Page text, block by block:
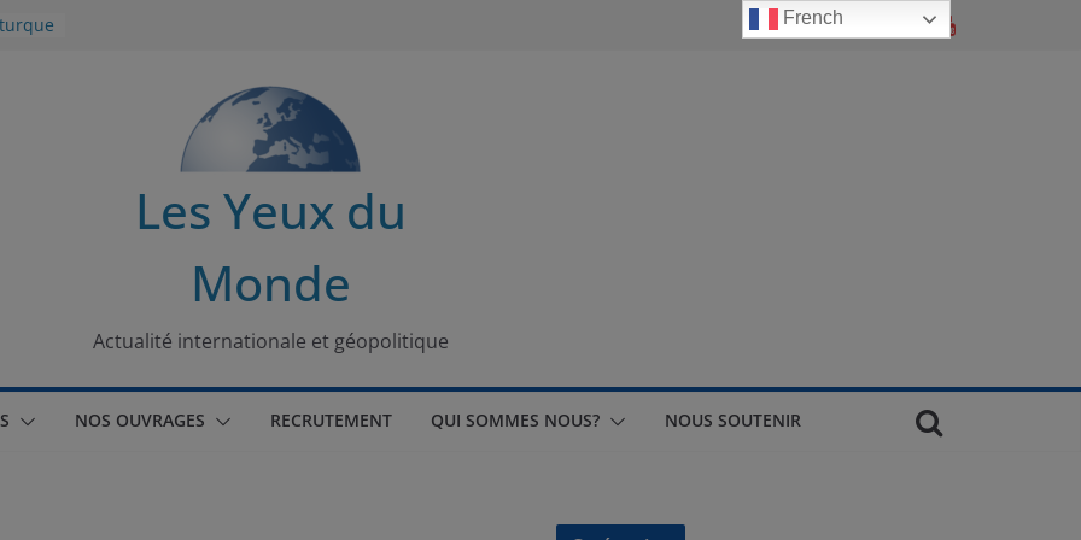
Les Yeux du
Monde
Actualité internationale et géopolitique
NOS OUVRAGES RECRUTEMENT QUI SOMMES NOUS? NOUS SOUTENIR
French